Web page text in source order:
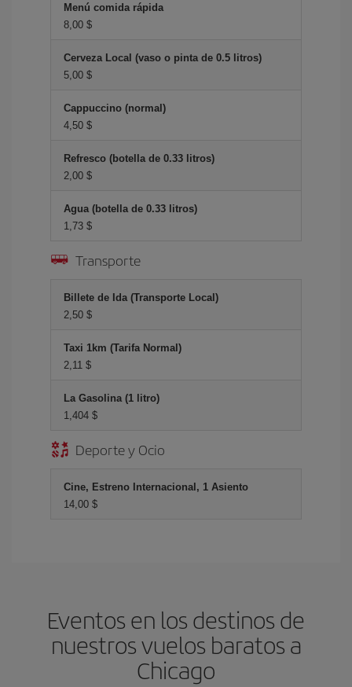
Menú comida rápida
8,00 $
Cerveza Local (vaso o pinta de 0.5 litros)
5,00 $
Cappuccino (normal)
4,50 $
Refresco (botella de 0.33 litros)
2,00 $
Agua (botella de 0.33 litros)
1,73 $
Transporte
Billete de Ida (Transporte Local)
2,50 $
Taxi 1km (Tarifa Normal)
2,11 $
La Gasolina (1 litro)
1,404 $
Deporte y Ocio
Cine, Estreno Internacional, 1 Asiento
14,00 $
Eventos en los destinos de
nuestros vuelos baratos a
Chicago